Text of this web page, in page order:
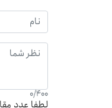
0/400
لطفا عدد